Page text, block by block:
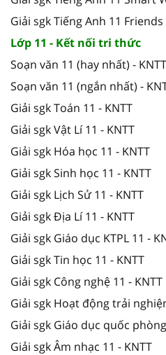
Giải sgk Tiếng Anh 11
Lớp 11 - Kết nối tri thức
Soạn văn 11 (hay nhất) - KNTT
Soạn văn 11 (ngắn nhất) -
Giải sgk Toán 11 - KNTT
Giải sgk Vật Lí 11 - KNTT
Giải sgk Hóa học 11 - KNTT
Giải sgk Sinh học 11 - KNTT
Giải sgk Lịch Sử 11 - KNTT
Giải sgk Địa Lí 11 - KNTT
Giải sgk Giáo dục KTPL 11 -
Giải sgk Tin học 11 - KNTT
Giải sgk Công nghệ 11 - KNTT
Giải sgk Hoạt động trải
Giải sgk Giáo dục quốc
Giải sgk Âm nhạc 11 - KNTT